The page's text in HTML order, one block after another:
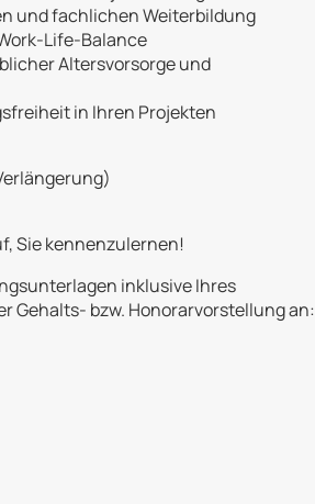
und fachlichen Weiterbildung
Life-Balance
Altersvorsorge und
in Ihren Projekten
Sie kennenzulernen!
inklusive Ihres
bzw. Honorarvorstellung an: